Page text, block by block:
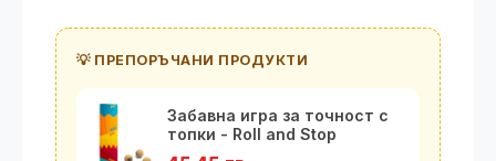
💡 ПРЕПОРЪЧАНИ ПРОДУКТИ
Забавна игра за точност с
топки - Roll and Stop